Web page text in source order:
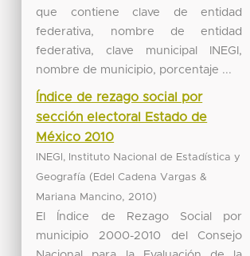
que contiene clave de entidad
federativa, nombre de entidad
federativa, clave municipal INEGI,
nombre de municipio, porcentaje ...
Índice de rezago social por
sección electoral Estado de
México 2010
INEGI, Instituto Nacional de Estadística y
Geografía ( Edel Cadena Vargas &
Mariana Mancino, 2010)
El Índice de Rezago Social por
municipio 2000-2010 del Consejo